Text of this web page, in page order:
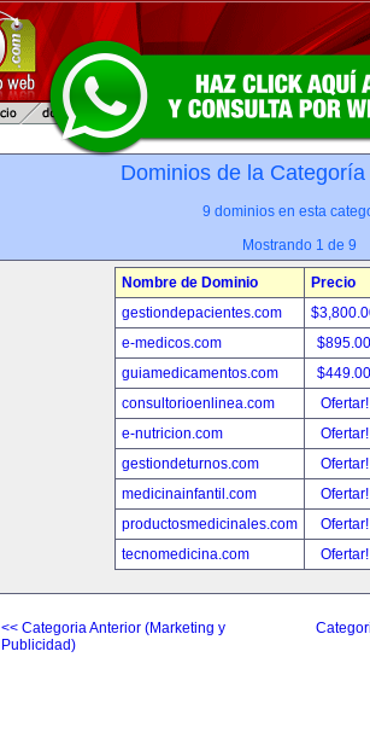
Dominios de la
9 dominios en esta
Mostrando 1 de 9
Nombre de Dominio
Precio
gestiondepacientes.com
e-medicos.com
guiamedicamentos.com
consultorioenlinea.com
e-nutricion.com
gestiondeturnos.com
medicinainfantil.com
productosmedicinales.com
tecnomedicina.com
<< Categoria Anterior (Marketing y
Publicidad)